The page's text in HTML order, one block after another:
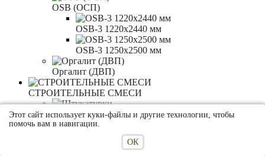
OSB (ОСП)
OSB-3 1220x2440 мм
OSB-3 1250x2500 мм
Оргалит (ДВП)
СТРОИТЕЛЬНЫЕ СМЕСИ
Штукатурки
Выравнивающие штукатурки
Этот сайт использует куки-файлы и другие технологии, чтобы
помочь вам в навигации.
ОК